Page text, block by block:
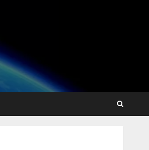
lmessage、MCP接続機能を
強化し、AIから設定操作で
きる機能を拡充